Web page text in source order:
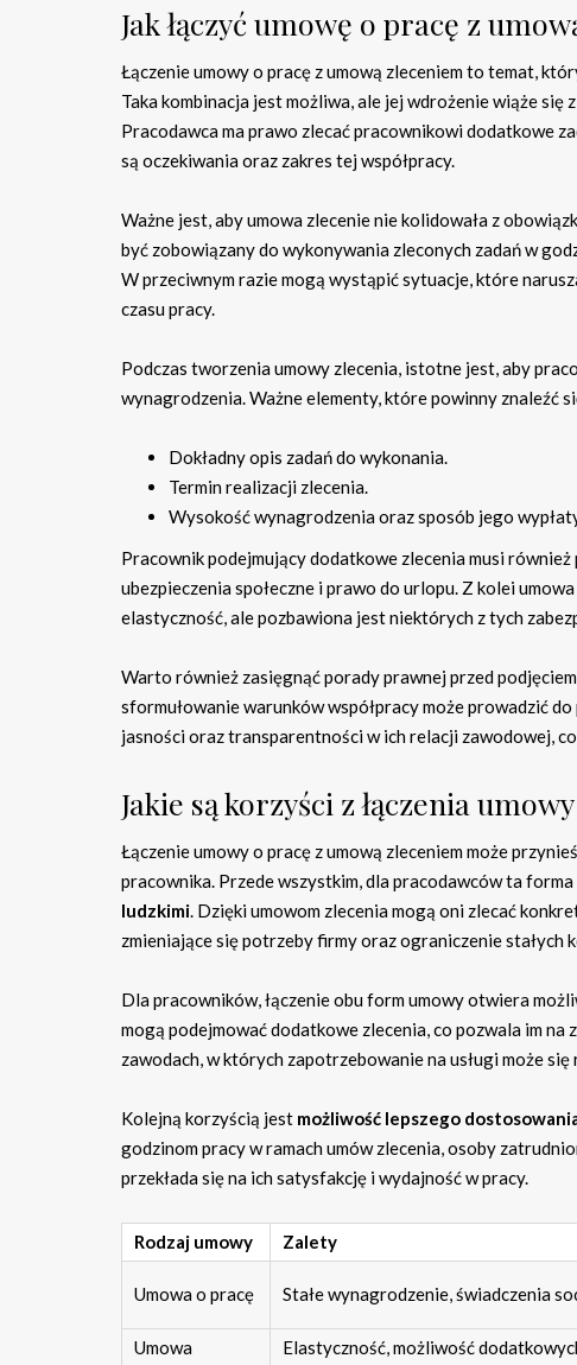
Jak łączyć umowę o pracę z
Łączenie umowy o pracę z umową zleceniem to temat,
Taka kombinacja jest możliwa, ale jej wdrożenie wiąże
Pracodawca ma prawo zlecać pracownikowi dodatkowe
są oczekiwania oraz zakres tej współpracy.
Ważne jest, aby umowa zlecenie nie kolidowała z
być zobowiązany do wykonywania zleconych zadań w
W przeciwnym razie mogą wystąpić sytuacje, które
czasu pracy.
Podczas tworzenia umowy zlecenia, istotne jest, aby
wynagrodzenia. Ważne elementy, które powinny znaleźć
Dokładny opis zadań do wykonania.
Termin realizacji zlecenia.
Wysokość wynagrodzenia oraz sposób jego
Pracownik podejmujący dodatkowe zlecenia musi
ubezpieczenia społeczne i prawo do urlopu. Z kolei
elastyczność, ale pozbawiona jest niektórych z tych
Warto również zasięgnąć porady prawnej przed
sformułowanie warunków współpracy może prowadzić
jasności oraz transparentności w ich relacji zawodowej,
Jakie są korzyści z łączenia
Łączenie umowy o pracę z umową zleceniem może
pracownika. Przede wszystkim, dla pracodawców ta
ludzkimi. Dzięki umowom zlecenia mogą oni zlecać
zmieniające się potrzeby firmy oraz ograniczenie stałych
Dla pracowników, łączenie obu form umowy otwiera
mogą podejmować dodatkowe zlecenia, co pozwala im
zawodach, w których zapotrzebowanie na usługi może
Kolejną korzyścią jest możliwość lepszego
godzinom pracy w ramach umów zlecenia, osoby
przekłada się na ich satysfakcję i wydajność w pracy.
Rodzaj umowy Zalety
Umowa o pracę Stałe wynagrodzenie, świadczenia
Umowa
Elastyczność, możliwość